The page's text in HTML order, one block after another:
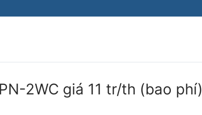
2WC giá 11 tr/th (bao phí)